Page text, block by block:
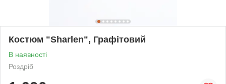
Костюм "Sharlen", Графітовий
В наявності
Роздріб